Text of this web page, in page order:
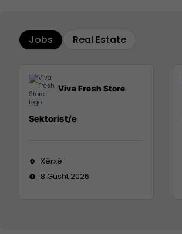
Jobs Real Estate
Viva Fresh Store
Sektorist/e
Xërxë
8 Gusht 2026